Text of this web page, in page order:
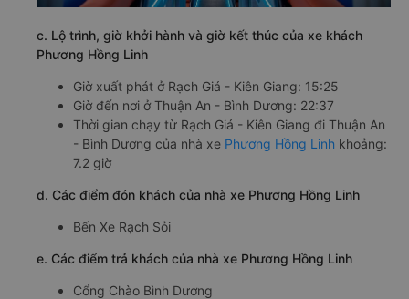
c. Lộ trình, giờ khởi hành và giờ kết thúc của xe khách
Phương Hồng Linh
Giờ xuất phát ở Rạch Giá - Kiên Giang: 15:25
Giờ đến nơi ở Thuận An - Bình Dương: 22:37
Thời gian chạy từ Rạch Giá - Kiên Giang đi Thuận An
- Bình Dương của nhà xe Phương Hồng Linh khoảng:
7.2 giờ
d. Các điểm đón khách của nhà xe Phương Hồng Linh
Bến Xe Rạch Sỏi
e. Các điểm trả khách của nhà xe Phương Hồng Linh
Cổng Chào Bình Dương